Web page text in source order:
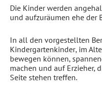
Die Kinder werden
und aufzuräumen ehe der
In all den vorgestellten
Kindergartenkinder, im
bewegen können,
machen und auf Erzieher,
Seite stehen treffen.